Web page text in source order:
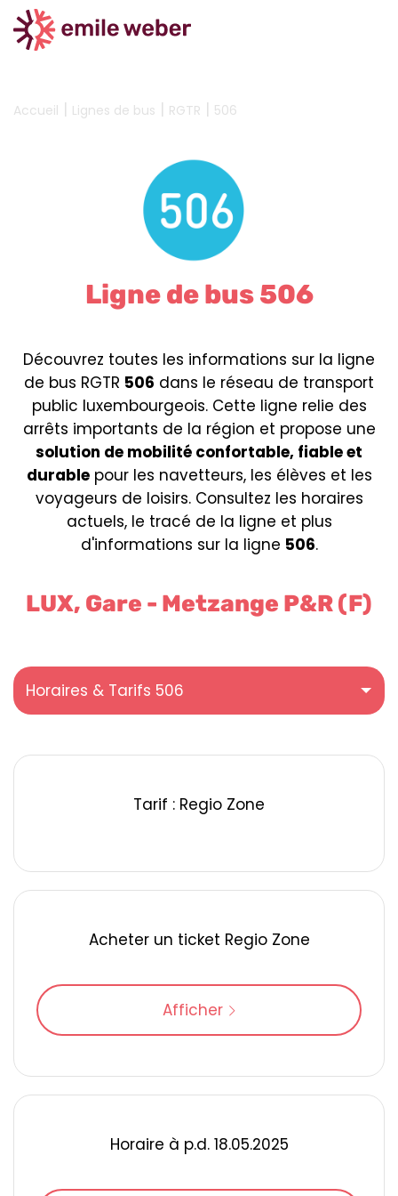
Accueil | Lignes de bus | RGTR | 506
Ligne de bus 506
Découvrez toutes les informations sur la ligne
de bus RGTR 506 dans le réseau de transport
public luxembourgeois. Cette ligne relie des
arrêts importants de la région et propose une
solution de mobilité confortable, fiable et
durablepour les navetteurs, les élèves et les
voyageurs de loisirs. Consultez les horaires
actuels, le tracé de la ligne et plus
d'informations sur la ligne 506.
LUX, Gare - Metzange P&R (F)
Horaires & Tarifs 506
Tarif : Regio Zone
Acheter un ticket Regio Zone
Afficher
Horaire à p.d. 18.05.2025